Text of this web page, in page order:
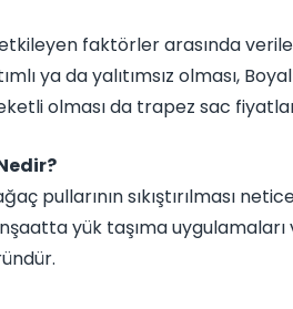
faktörler arasında
ya da yalıtımsız olması,
olması da trapez sac
pullarının sıkıştırılması
yük taşıma